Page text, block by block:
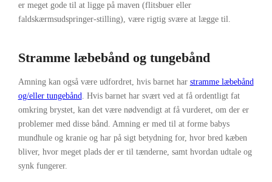
er meget gode til at ligge på maven (flitsbuer eller
faldskærmsudspringer-stilling), være rigtig svære at lægge til.
Stramme læbebånd og tungebånd
Amning kan også være udfordret, hvis barnet har stramme læbebånd
og/eller tungebånd. Hvis barnet har svært ved at få ordentligt fat
omkring brystet, kan det være nødvendigt at få vurderet, om der er
problemer med disse bånd. Amning er med til at forme babys
mundhule og kranie og har på sigt betydning for, hvor bred kæben
bliver, hvor meget plads der er til tænderne, samt hvordan udtale og
synk fungerer.